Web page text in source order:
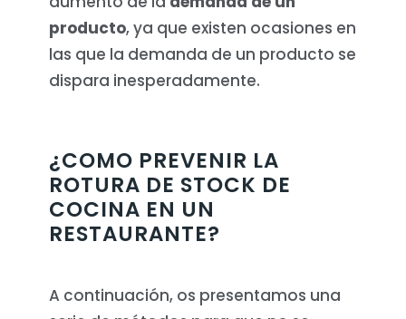
producto, ya que existen ocasiones en
las que la demanda de un producto se
dispara inesperadamente.
¿COMO PREVENIR LA
ROTURA DE STOCK DE
COCINA EN UN
RESTAURANTE?
A continuación, os presentamos una